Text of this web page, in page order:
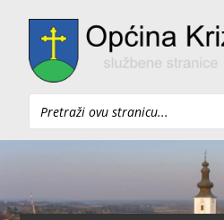
Pretraži